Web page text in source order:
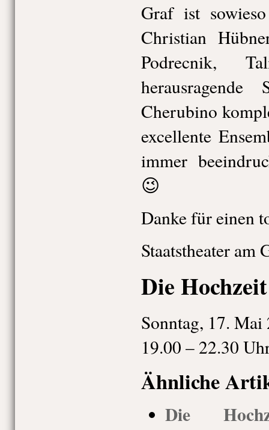
Graf ist
Christian
Podrecnik,
herausragende
Cherubino
excellente
immer
😉
Danke für einen
Staatstheater am
Die
Sonntag, 17. Mai
19.00 – 22.30
Ähnliche
Die